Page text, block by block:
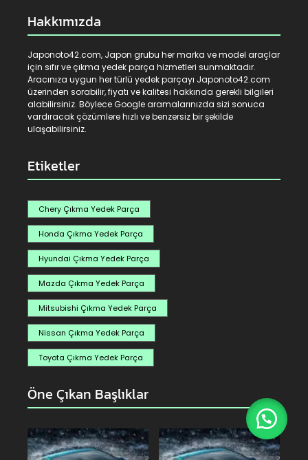
Hakkımızda
Japonoto42.com, Japon grubu her marka ve model araçlar
için sıfır ve çıkma yedek parça hizmetleri sunmaktadır.
Aracınıza uygun her türlü yedek parçayı Japonoto42.com
üzerinden sorabilir, fiyatı ve kalitesi hakkında gerekli bilgileri
alabilirsiniz. Böylece Google aramalarınızda sizi sonuca
vardıracak çözümlere hızlı ve benzersiz bir şekilde
ulaşabilirsiniz.
Etiketler
Chery Çıkma Yedek Parça
Honda Çıkma Yedek Parça
Hyundai Çıkma Yedek Parça
Mazda Çıkma Yedek Parça
Mitsubishi Çıkma Yedek Parça
Nissan Çıkma Yedek Parça
Toyota Çıkma Yedek Parça
Öne Çıkan Başlıklar